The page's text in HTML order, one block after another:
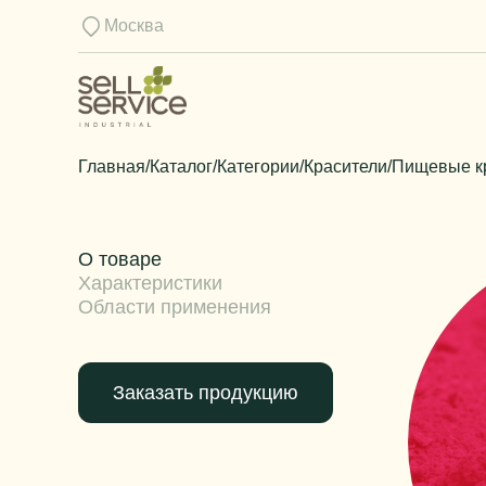
Москва
Главная/Каталог/Категории/Красители/Пищевые
О товаре
Характеристики
Области применения
Заказать продукцию